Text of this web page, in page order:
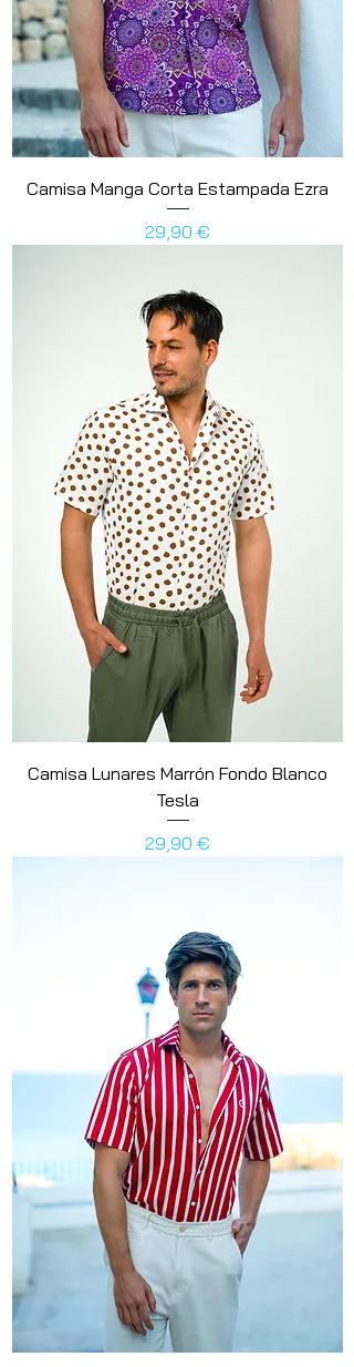
Camisa Manga Corta Estampada Ezra
Preis
29,90 €
Camisa Lunares Marrón Fondo Blanco
Tesla
Preis
29,90 €